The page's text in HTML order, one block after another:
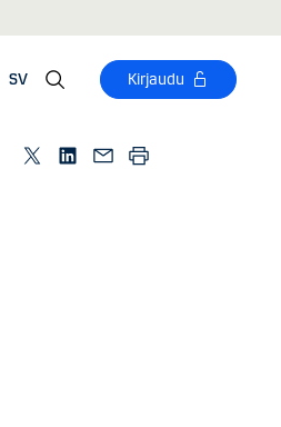
SV Kirjaudu